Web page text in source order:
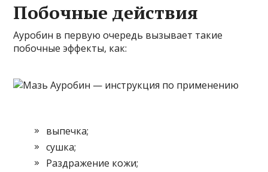
Побочные действия
Ауробин в первую очередь вызывает такие
побочные эффекты, как:
выпечка;
сушка;
Раздражение кожи;